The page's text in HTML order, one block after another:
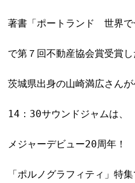
著書「ポートランド 世界で
で第７回不動産協会賞受賞し
茨城県出身の山崎満広さんが
14：30サウンドジャムは、
メジャーデビュー20周年！
「ポルノグラフィティ」特集